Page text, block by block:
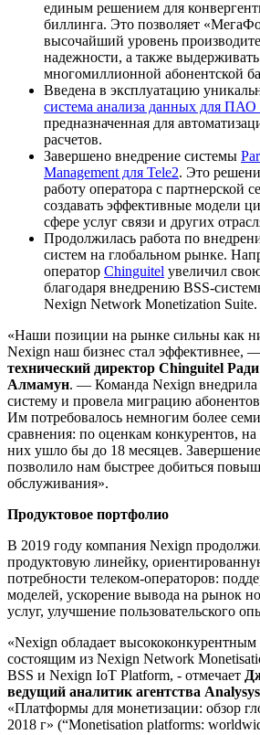
единым решением для
биллинга. Это позволяет
высочайший уровень
надежности, а также
многомиллионной абонентской
Введена в эксплуатацию
система анализа данных для ПАО
предназначенная для
расчетов.
Завершено внедрение системы
Management для Tele2. Это
работу оператора с партнерской
создавать эффективные модели
сфере услуг связи и других
Продолжилась работа по
систем на глобальном рынке.
оператор Chinguitel увеличил
благодаря внедрению BSS-
Nexign Network Monetization Suite.
«Наши позиции на рынке сильны как
Nexign наш бизнес стал эффективнее,
технический директор Chinguitel
Алмамун. — Команда Nexign
систему и провела миграцию
Им потребовалось немногим более
сравнения: по оценкам конкурентов,
них ушло бы до 18 месяцев.
позволило нам быстрее добиться
обслуживания».
Продуктовое портфолио
В 2019 году компания Nexign
продуктовую линейку,
потребности телеком-операторов:
моделей, ускорение вывода на рынок
услуг, улучшение пользовательского
«Nexign обладает
состоящим из Nexign Network
BSS и Nexign IoT Platform, - отмечает
ведущий аналитик агентства
«Платформы для монетизации: обзор
2018 г» (“Monetisation platforms: